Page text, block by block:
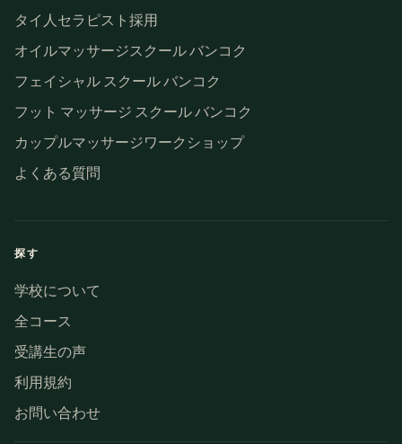
タイ人セラピスト採用
オイルマッサージスクール バンコク
フェイシャル スクール バンコク
フット マッサージ スクール バンコク
カップルマッサージワークショップ
よくある質問
探す
学校について
全コース
受講生の声
利用規約
お問い合わせ